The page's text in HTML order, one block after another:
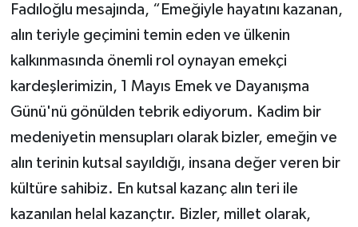
Fadıloğlu mesajında, “Emeğiyle hayatını kazanan,
alın teriyle geçimini temin eden ve ülkenin
kalkınmasında önemli rol oynayan emekçi
kardeşlerimizin, 1 Mayıs Emek ve Dayanışma
Günü'nü gönülden tebrik ediyorum. Kadim bir
medeniyetin mensupları olarak bizler, emeğin ve
alın terinin kutsal sayıldığı, insana değer veren bir
kültüre sahibiz. En kutsal kazanç alın teri ile
kazanılan helal kazançtır. Bizler, millet olarak,